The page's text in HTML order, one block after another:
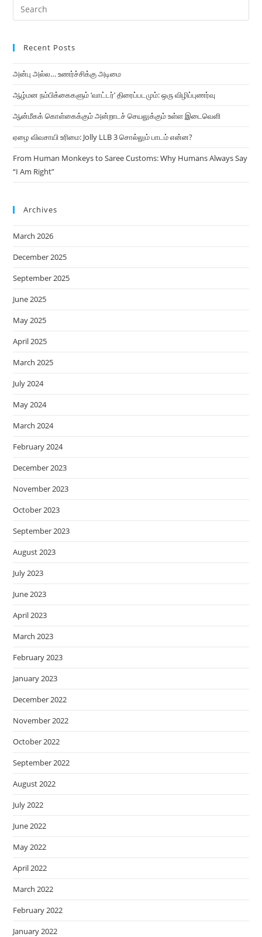
Recent Posts
அன்பு அல்ல… உணர்ச்சிக்கு அடிமை
ஆழ்மன நம்பிக்கைகளும் ‘வாட்டர்’ திரைப்படமும்: ஒரு விழிப்புணர்வு
ஆன்மீகக் கொள்கைக்கும் அன்றாடச் செயலுக்கும் உள்ள இடைவெளி
ஏழை விவசாயி உரிமை: Jolly LLB 3 சொல்லும் பாடம் என்ன?
From Human Monkeys to Saree Customs: Why Humans Always Say
“I Am Right”
Archives
March 2026
December 2025
September 2025
June 2025
May 2025
April 2025
March 2025
July 2024
May 2024
March 2024
February 2024
December 2023
November 2023
October 2023
September 2023
August 2023
July 2023
June 2023
April 2023
March 2023
February 2023
January 2023
December 2022
November 2022
October 2022
September 2022
August 2022
July 2022
June 2022
May 2022
April 2022
March 2022
February 2022
January 2022